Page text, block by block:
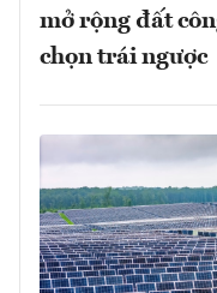
mở rộng đất
chọn trái ngược